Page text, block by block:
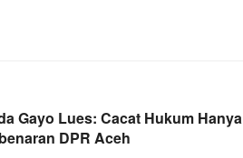
Gayo Lues: Cacat Hukum Hanya
DPR Aceh